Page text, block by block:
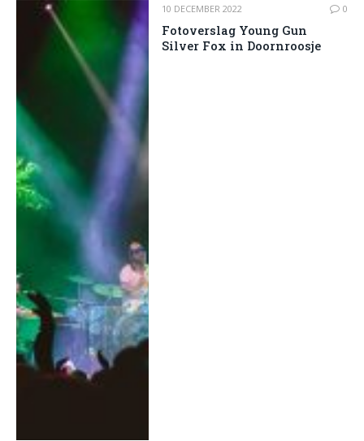
10 DECEMBER 2022 0
Fotoverslag Young Gun
Silver Fox in Doornroosje